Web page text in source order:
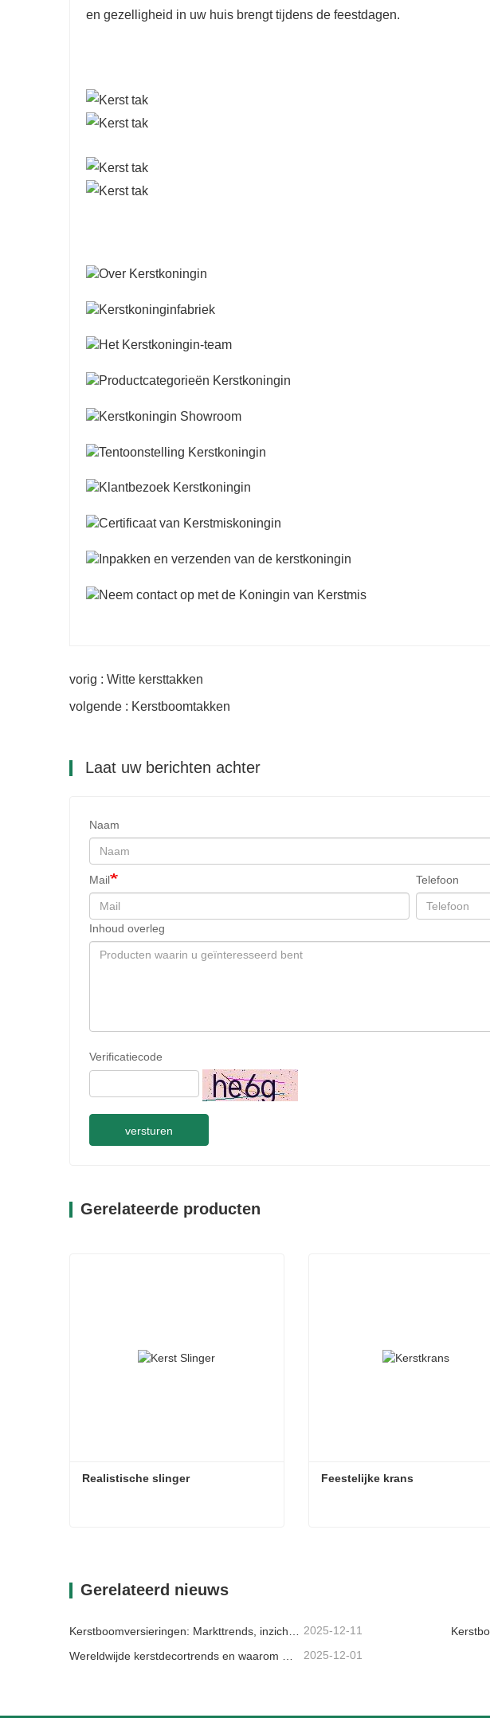
en gezelligheid in uw huis brengt tijdens de feestdagen.
vorig : Witte kersttakken
volgende : Kerstboomtakken
Laat uw berichten achter
Naam
Mail Telefoon
Inhoud overleg
Verificatiecode
versturen
Gerelateerde producten
Realistische slinger Feestelijke krans
Gerelateerd nieuws
2025-12-11
Wereldwijde kerstdecortrends en waarom Christmas Queen de markt blijft leiden 2025-12-01